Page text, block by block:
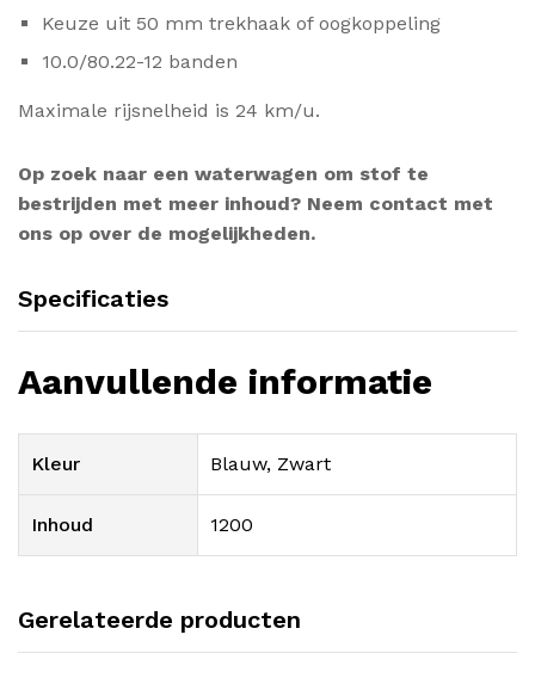
Keuze uit 50 mm trekhaak of oogkoppeling
10.0/80.22-12 banden
Maximale rijsnelheid is 24 km/u.
Op zoek naar een waterwagen om stof te
bestrijden met meer inhoud? Neem contact met
ons op over de mogelijkheden.
Specificaties
Aanvullende informatie
Kleur Blauw, Zwart
Inhoud 1200
Gerelateerde producten